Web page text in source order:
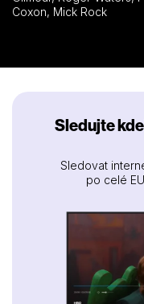
Coxon, Mick Rock
Sledujte
Sledovat
po celé